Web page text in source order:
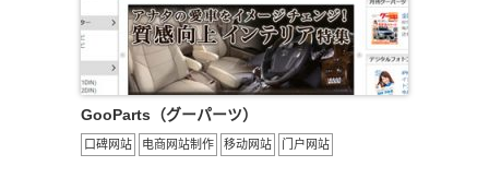
GooParts（グーパーツ）
口碑网站 电商网站制作 移动网站 门户网站